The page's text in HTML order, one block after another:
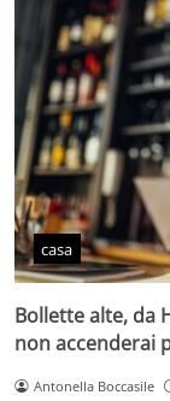
casa
Bollette alte, da
non accenderai
Antonella Boccasile